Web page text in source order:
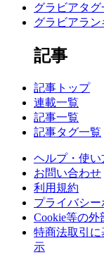
グラビアタグ
グラビアラン
記事
記事トップ
連載一覧
記事一覧
記事タグ一覧
ヘルプ・使い
お問い合わせ
利用規約
プライバシー
Cookie等の外
特商法取引
示